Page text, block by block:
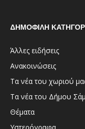
ΔΗΜΟΦΙΛΗ
Άλλες ειδήσεις
Ανακοινώσεις
Τα νέα του χωριού
Τα νέα του Δήμου
Θέματα